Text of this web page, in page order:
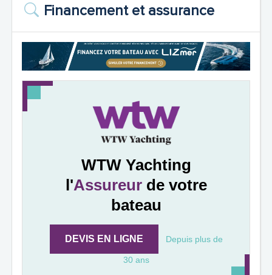
Financement et assurance
WTW Yachting
l'Assureurde votre
bateau
DEVIS EN LIGNE Depuis plus de
30 ans